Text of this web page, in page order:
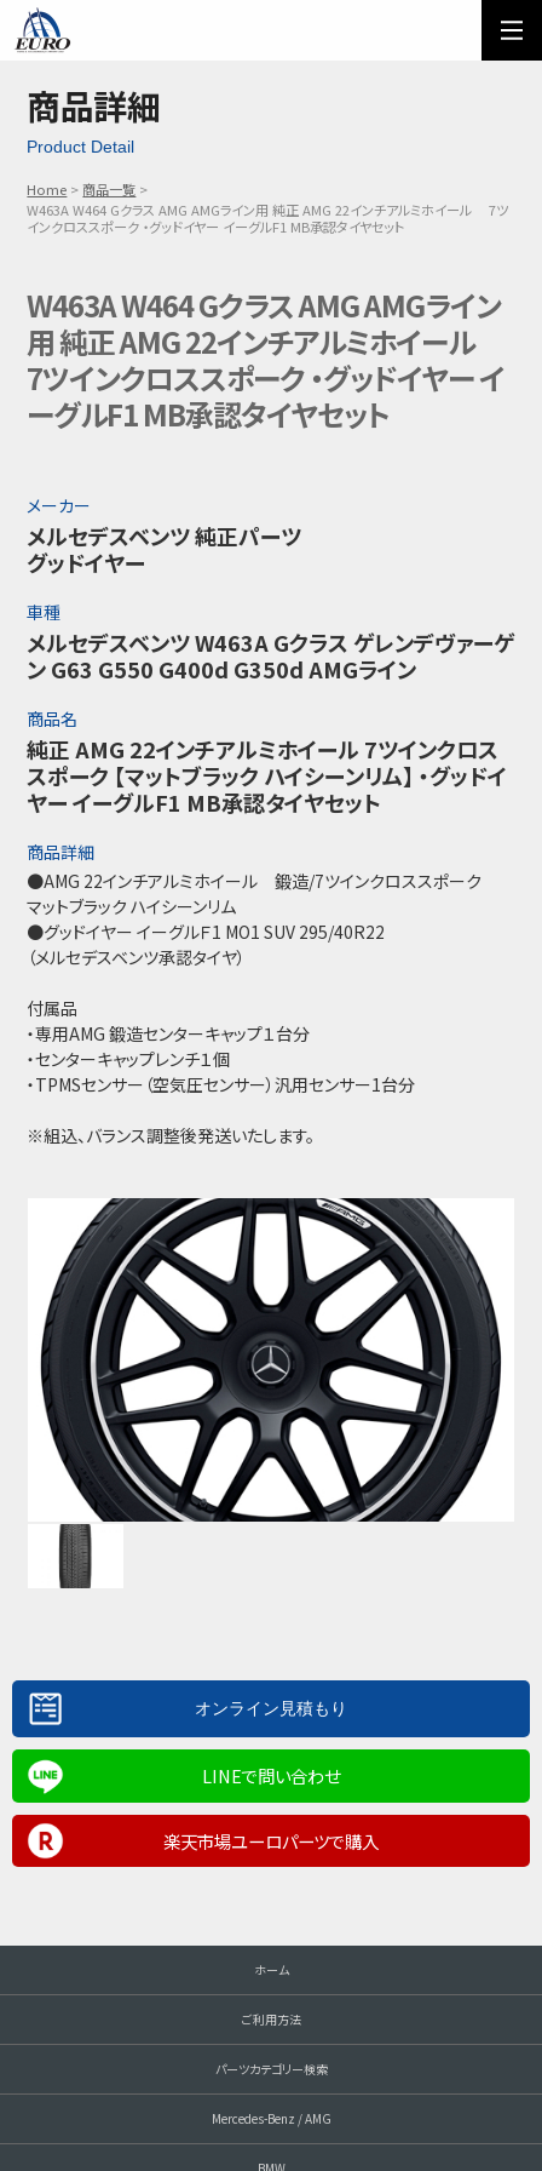
ご利用方法
メール問い合わせ
03-5674-7742
商品詳細
Product Detail
Home
商品一覧
W463A W464 Gクラス AMG AMGライン用 純正 AMG 22インチアルミホイール 7ツ
インクロススポーク ・グッドイヤー イーグルF1 MB承認タイヤセット
W463A W464 Gクラス AMG AMGライン
用 純正 AMG 22インチアルミホイール
7ツインクロススポーク ・グッドイヤー イ
ーグルF1 MB承認タイヤセット
メーカー
メルセデスベンツ 純正パーツ
グッドイヤー
車種
メルセデスベンツ W463A Gクラス ゲレンデヴァーゲ
ン G63 G550 G400d G350d AMGライン
商品名
純正 AMG 22インチアルミホイール 7ツインクロス
スポーク 【マットブラック ハイシーンリム】 ・グッドイ
ヤー イーグルF1 MB承認タイヤセット
商品詳細
●AMG 22インチアルミホイール 鍛造/7ツインクロススポーク
マットブラック ハイシーンリム
●グッドイヤー イーグルＦ1 MO1 SUV 295/40R22
（メルセデスベンツ承認タイヤ）
付属品
・専用AMG 鍛造センターキャップ１台分
・センターキャップレンチ１個
・TPMSセンサー（空気圧センサー）汎用センサー1台分
※組込、バランス調整後発送いたします。
LINEで問い合わせ
楽天市場ユーロパーツで購入
ホーム
ご利用方法
パーツカテゴリー検索
Mercedes-Benz / AMG